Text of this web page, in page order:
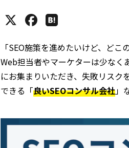
「SEO施策を進めたいけど、ど
Web担当者やマーケターは少なく
にお集まりいただき、失敗リスク
できる「良いSEOコンサル会社」